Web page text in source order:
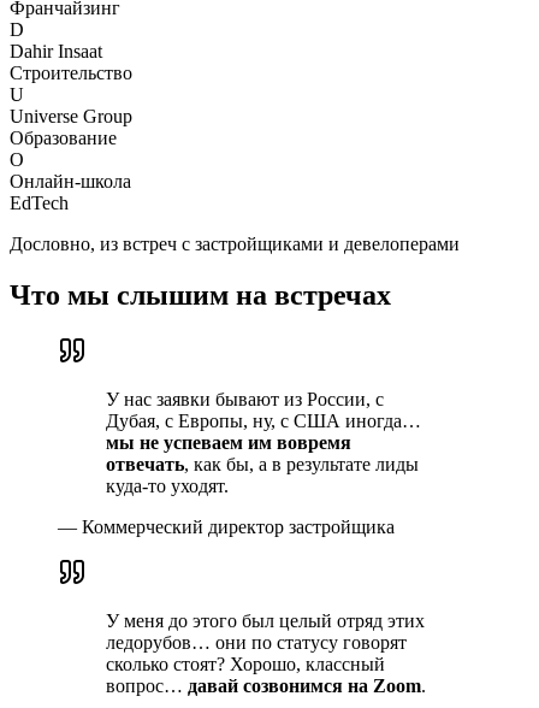
Франчайзинг
D
Dahir Insaat
Строительство
U
Universe Group
Образование
О
Онлайн-школа
EdTech
Дословно, из встреч с застройщиками и девелоперами
Что мы слышим на встречах
У нас заявки бывают из России, с
Дубая, с Европы, ну, с США иногда…
мы не успеваем им вовремя
отвечать, как бы, а в результате лиды
куда-то уходят.
— Коммерческий директор застройщика
У меня до этого был целый отряд этих
ледорубов… они по статусу говорят
сколько стоят? Хорошо, классный
вопрос… давай созвонимся на Zoom.